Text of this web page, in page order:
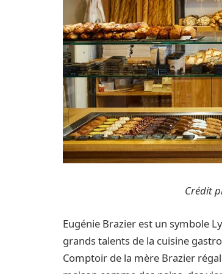
Crédit
Eugénie Brazier est un symbole
grands talents de la cuisine
Comptoir de la mère Brazier